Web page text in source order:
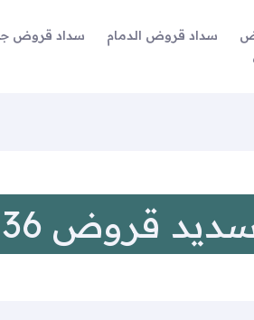
سداد قروض الدمام سداد قروض
قروض 36 راتب تبوك